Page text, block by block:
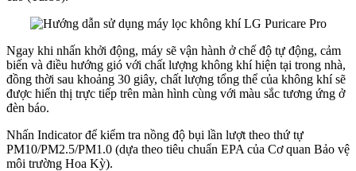
Ngay khi nhấn khởi động, máy sẽ vận hành ở chế độ tự động, cảm
biến và điều hướng gió với chất lượng không khí hiện tại trong nhà,
đồng thời sau khoảng 30 giây, chất lượng tổng thể của không khí sẽ
được hiển thị trực tiếp trên màn hình cùng với màu sắc tương ứng ở
đèn báo.
Nhấn Indicator để kiểm tra nồng độ bụi lần lượt theo thứ tự
PM10/PM2.5/PM1.0 (dựa theo tiêu chuẩn EPA của Cơ quan Bảo vệ
môi trường Hoa Kỳ).